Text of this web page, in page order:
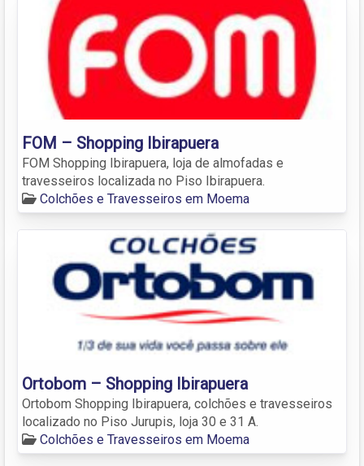
FOM – Shopping Ibirapuera
FOM Shopping Ibirapuera, loja de almofadas e
travesseiros localizada no Piso Ibirapuera.
Colchões e Travesseiros em Moema
Ortobom – Shopping Ibirapuera
Ortobom Shopping Ibirapuera, colchões e travesseiros
localizado no Piso Jurupis, loja 30 e 31 A.
Colchões e Travesseiros em Moema